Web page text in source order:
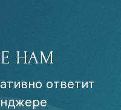
НАМ
ответит